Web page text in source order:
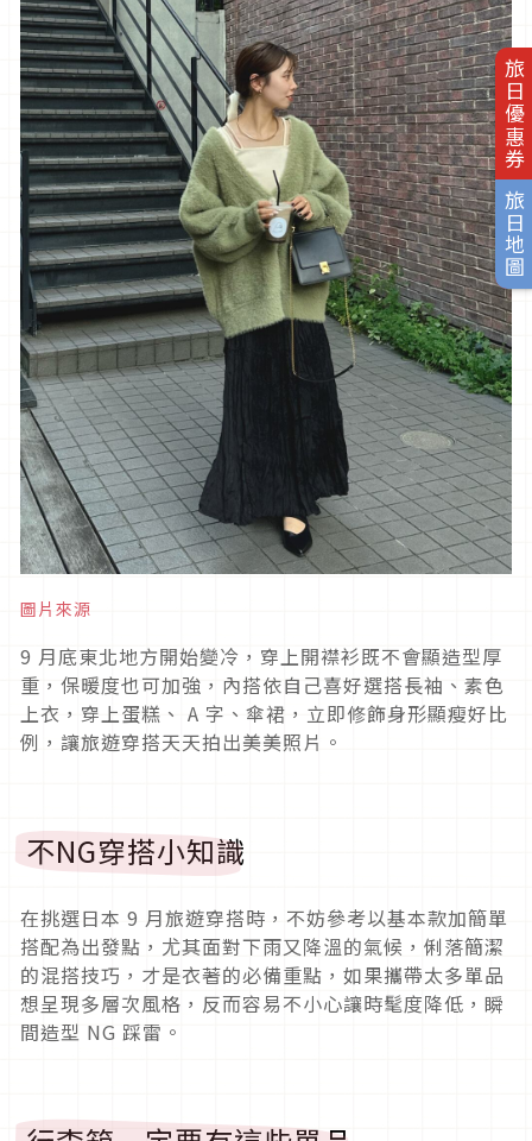
旅日優惠券
旅日地圖
圖片來源
9 月底東北地方開始變冷，穿上開襟衫既不會顯造型厚
重，保暖度也可加強，內搭依自己喜好選搭長袖、素色
上衣，穿上蛋糕、 A 字、傘裙，立即修飾身形顯瘦好比
例，讓旅遊穿搭天天拍出美美照片。
不NG穿搭小知識
在挑選日本 9 月旅遊穿搭時，不妨參考以基本款加簡單
搭配為出發點，尤其面對下雨又降溫的氣候，俐落簡潔
的混搭技巧，才是衣著的必備重點，如果攜帶太多單品
想呈現多層次風格，反而容易不小心讓時髦度降低，瞬
間造型 NG 踩雷。